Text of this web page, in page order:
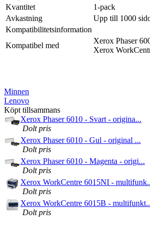
Kvantitet
1-pack
Avkastning
Upp till 1000
Kompatibilitetsinformation
Kompatibel med
Xerox Phaser
Xerox
Minnen
Lenovo
Köpt tillsammans
Xerox Phaser 6010 - Svart - origina...
Dolt pris
Xerox Phaser 6010 - Gul - original ...
Dolt pris
Xerox Phaser 6010 - Magenta - origi...
Dolt pris
Xerox WorkCentre 6015NI -
Dolt pris
Xerox WorkCentre 6015B -
Dolt pris